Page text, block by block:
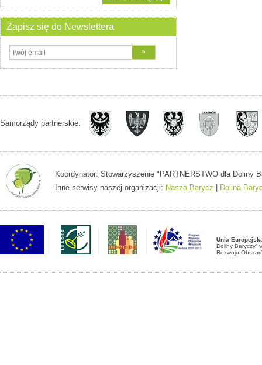
Zapisz się do Newslettera
Samorządy partnerskie:
Koordynator: Stowarzyszenie "PARTNERSTWO dla
Inne serwisy naszej organizacji: Nasza Barycz Dolina
Unia
Doliny Baryczy”
Rozwoju